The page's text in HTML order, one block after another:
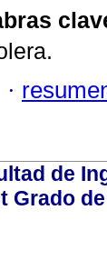
·
de
Grado